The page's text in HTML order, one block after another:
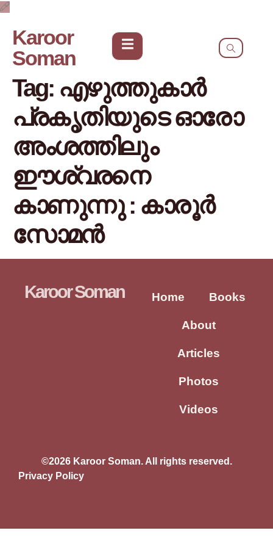
Karoor
Soman
Tag: എഴുത്തുകാര്‍
പ്രകൃതിയുടെ ഓരോ
അംശത്തിലും
ഈശ്വരനെ
കാണുന്നു : കാരൂര്‍
സോമന്‍
Karoor Soman Home Books
About
Articles
Photos
Videos
©2026 Karoor Soman. All rights reserved.
Privacy Policy